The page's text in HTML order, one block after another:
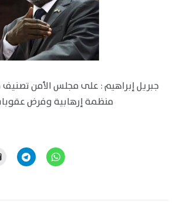
جبريل إبراهيم : على مجلس الأمن
منظمة إرهابية وفرض